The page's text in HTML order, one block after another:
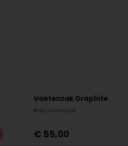
Voetenzak Graphite
Op voorraad
€ 55,00